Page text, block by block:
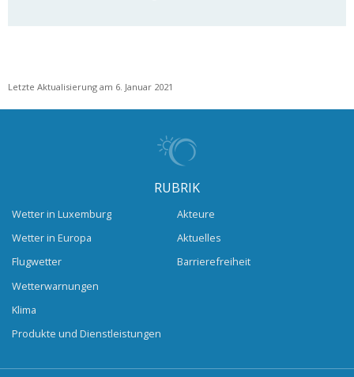
Letzte Aktualisierung am 6. Januar 2021
RUBRIK
Wetter in Luxemburg
Wetter in Europa
Flugwetter
Wetterwarnungen
Klima
Produkte und Dienstleistungen
Akteure
Aktuelles
Barrierefreiheit